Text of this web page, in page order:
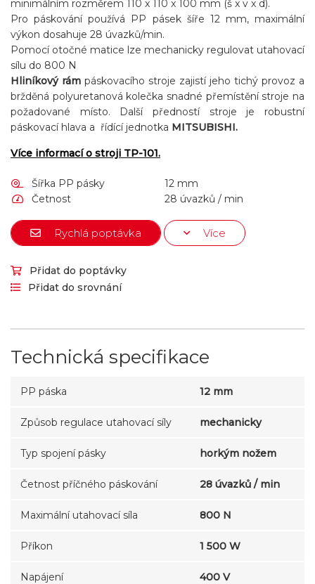
minimálním rozměrem 110 x 110 x 100 mm (š x v x d).
Pro páskování používá PP pásek šíře 12 mm, maximální
výkon dosahuje 28 úvazků/min.
Pomocí otočné matice lze mechanicky regulovat utahovací
sílu do 800 N
Hliníkový rám páskovacího stroje zajistí jeho tichý provoz a
bržděná polyuretanová kolečka snadné přemístění stroje na
požadované místo. Další předností stroje je robustní
páskovací hlava a řídící jednotka MITSUBISHI.
Více informací o stroji TP-101.
Šířka PP pásky
12 mm
Četnost
28 úvazků / min
Rychlá poptávka Více
Přidat do poptávky
Přidat do srovnání
Technická specifikace
PP páska 12 mm
Způsob regulace utahovací síly mechanicky
Typ spojení pásky horkým nožem
Četnost příčného páskování 28 úvazků / min
Maximální utahovací síla 800 N
Příkon 1 500 W
Napájení 400 V